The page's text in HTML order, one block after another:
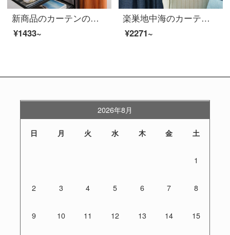
新商品のカーテンの完成品は全部遮光しました。カーテンを厚くして、精密で現代的です。ベッドルームのカーテンにフックして穴を開けてください。
¥1433~
楽巣地中海のカーテンの完成品の遮光に厚いカーテンを敷いて、簡単に現代の寝室のリビングルームでは麻提花の純色のカーテンをまねて、秋の印象をカスタマイズします。
¥2271~
2026年8月
日 月 火 水 木 金 土
1
2 3 4 5 6 7 8
9 10 11 12 13 14 15